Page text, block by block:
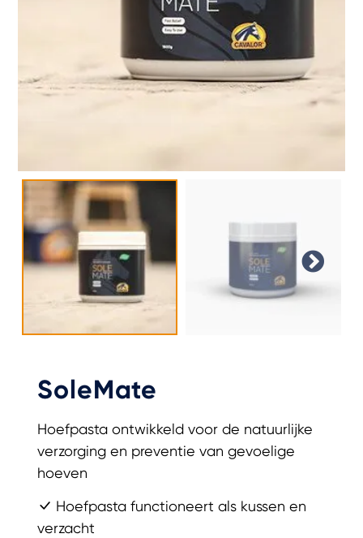
SoleMate
Hoefpasta ontwikkeld voor de natuurlijke
verzorging en preventie van gevoelige
hoeven
Hoefpasta functioneert als kussen en
verzacht